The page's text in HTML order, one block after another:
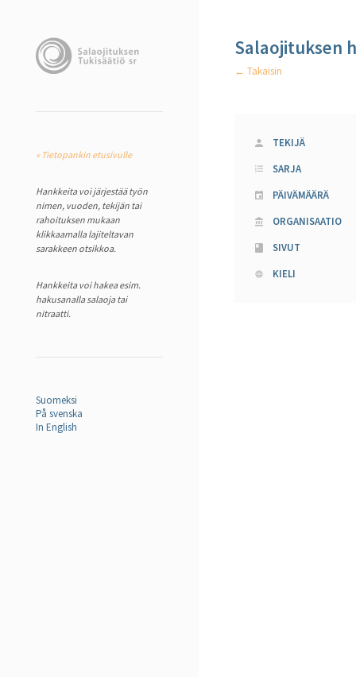
« Tietopankin etusivulle
Hankkeita voi järjestää työn
nimen, vuoden, tekijän tai
rahoituksen mukaan
klikkaamalla lajiteltavan
sarakkeen otsikkoa.
Hankkeita voi hakea esim.
hakusanalla salaoja tai
nitraatti.
Suomeksi
På svenska
In English
Salaojituksen
← Takaisin
TEKIJÄ
SARJA
PÄIVÄMÄÄRÄ
ORGANISAATIO
SIVUT
KIELI